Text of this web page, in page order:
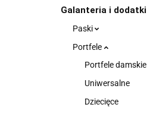
Galanteria i dodatki
Paski
Portfele
Portfele damskie
Uniwersalne
Dziecięce